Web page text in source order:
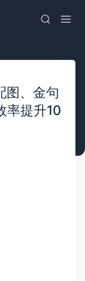
图、金句
率提升10